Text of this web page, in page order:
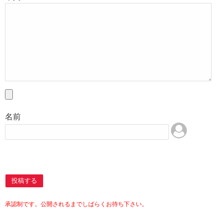
名前
投稿する
承認制です。公開されるまでしばらくお待ち下さい。